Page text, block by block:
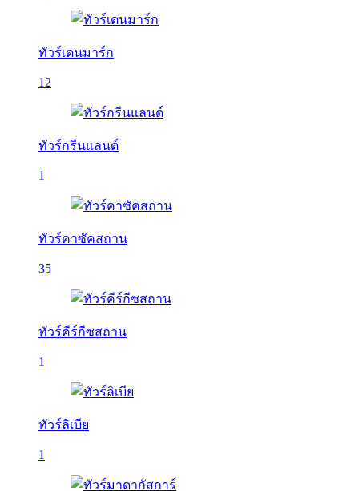
ทัวร์เดนมาร์ก
12
ทัวร์กรีนแลนด์
1
ทัวร์คาซัคสถาน
35
ทัวร์คีร์กีซสถาน
1
ทัวร์ลิเบีย
1